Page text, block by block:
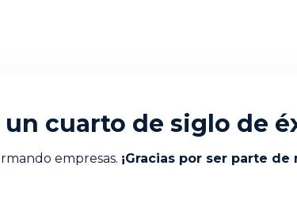
un cuarto de siglo de
empresas. ¡Gracias por ser parte